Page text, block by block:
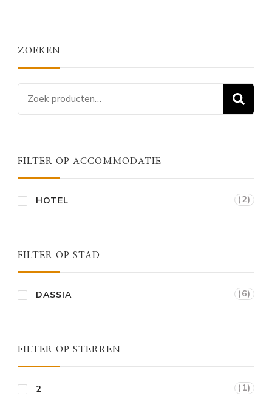
ZOEKEN
Zoeken
naar:
FILTER OP ACCOMMODATIE
HOTEL (2)
FILTER OP STAD
DASSIA (6)
FILTER OP STERREN
2 (1)